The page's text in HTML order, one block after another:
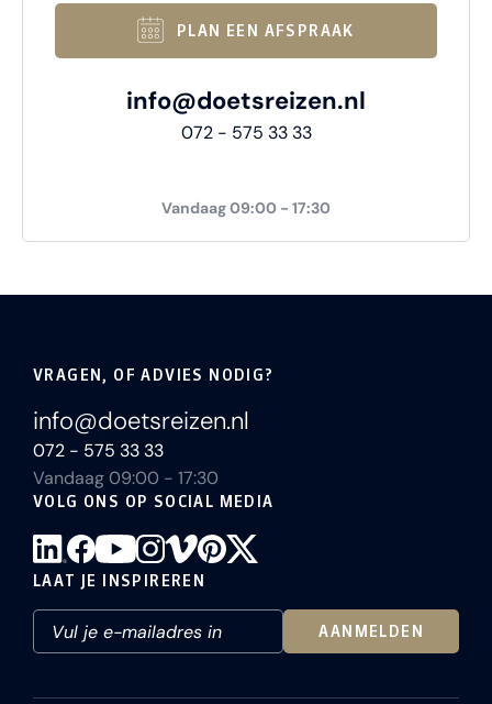
PLAN EEN AFSPRAAK
info@doetsreizen.nl
072 - 575 33 33
Vandaag 09:00 - 17:30
VRAGEN, OF ADVIES NODIG?
info@doetsreizen.nl
072 - 575 33 33
Vandaag 09:00 - 17:30
VOLG ONS OP SOCIAL MEDIA
LAAT JE INSPIREREN
AANMELDEN